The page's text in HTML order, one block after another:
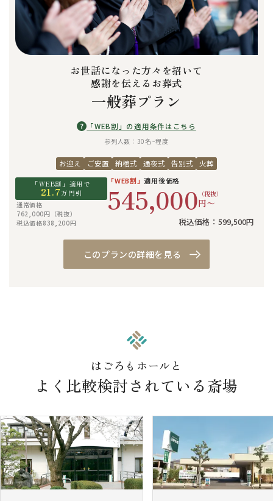
お世話になった方々を招いて
感謝を伝えるお葬式
一般葬プラン
? 「WEB割」の適用条件はこちら
参列人数：30名~程度
お迎え ご安置 納棺式 通夜式 告別式 火葬
「WEB割」適用で
21.7万円引
通常価格
762,000円（税抜）
税込価格838,200円
「WEB割」適用後価格
545,000 （税抜）
円〜
税込価格：599,500円
このプランの詳細を見る
はごろもホールと
よく比較検討されている斎場